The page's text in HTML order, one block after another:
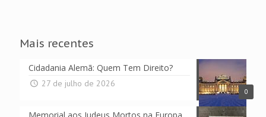
Mais recentes
0
Cidadania Alemã: Quem Tem Direito?
27 de julho de 2026